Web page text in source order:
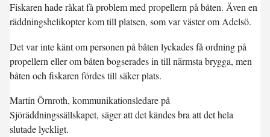
Fiskaren hade råkat få problem med propellern på båten. Även en
räddningshelikopter kom till platsen, som var väster om Adelsö.
Det var inte känt om personen på båten lyckades få ordning på
propellern eller om båten bogserades in till närmsta brygga, men
båten och fiskaren fördes till säker plats.
Martin Örnroth, kommunikationsledare på
Sjöräddningssällskapet, säger att det kändes bra att det hela
slutade lyckligt.